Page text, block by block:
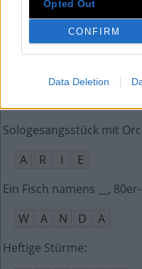
Opted Out
CONFIRM
Data Deletion
Langes __, Stelle schräg
C
K
Sologesangsstück mit
A
R I
E
Ein Fisch namens __,
W
A N D
A
Heftige Stürme: